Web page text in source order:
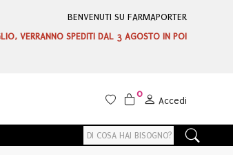
BENVENUTI SU FARMAPORTER
VERRANNO SPEDITI DAL 3 AGOSTO IN POI
0
Accedi